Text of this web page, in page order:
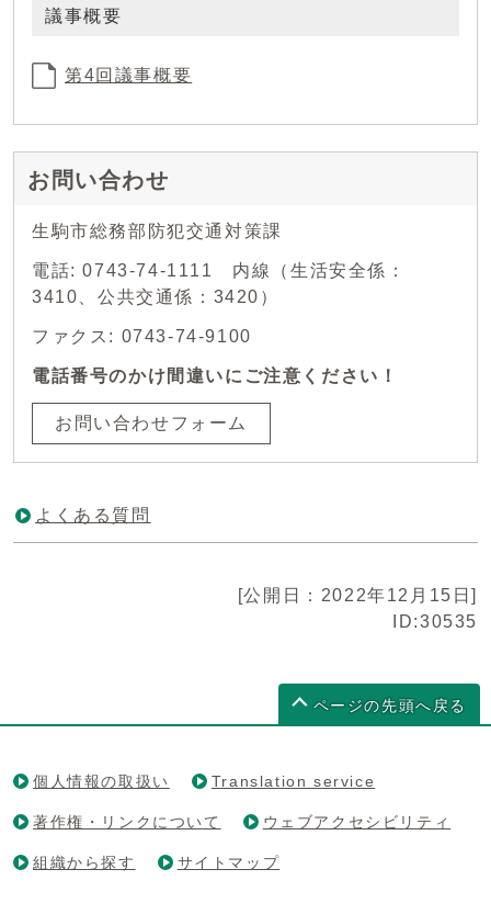
議事概要
第4回議事概要
お問い合わせ
生駒市総務部防犯交通対策課
電話: 0743-74-1111 内線（生活安全係：
3410、公共交通係：3420）
ファクス: 0743-74-9100
電話番号のかけ間違いにご注意ください！
お問い合わせフォーム
よくある質問
[公開日：2022年12月15日]
ID:30535
ページの先頭へ戻る
個人情報の取扱い Translation service
著作権・リンクについて ウェブアクセシビリティ
組織から探す サイトマップ